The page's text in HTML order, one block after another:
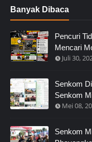
Banyak Dibaca
Pencuri
Mencari
Juli 30,
Senkom
Senkom
Mei 08,
Senkom